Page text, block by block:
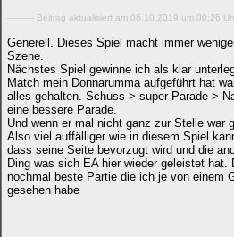
---------- Beitrag aktualisiert am 06.10.2019 um 00:26
Generell. Dieses Spiel macht immer
Szene.
Nächstes Spiel gewinne ich als klar
Match mein Donnarumma aufgeführt hat
alles gehalten. Schuss > super Parade >
eine bessere Parade.
Und wenn er mal nicht ganz zur Stelle war
Also viel auffälliger wie in diesem Spiel
dass seine Seite bevorzugt wird und die
Ding was sich EA hier wieder geleistet hat.
nochmal beste Partie die ich je von einem
gesehen habe